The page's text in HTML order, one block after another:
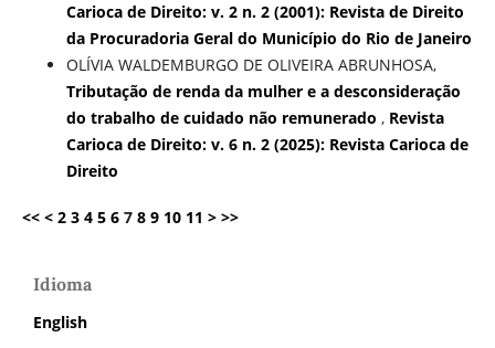
Carioca de Direito: v. 2 n. 2 (2001): Revista de Direito
da Procuradoria Geral do Município do Rio de Janeiro
OLÍVIA WALDEMBURGO DE OLIVEIRA ABRUNHOSA,
Tributação de renda da mulher e a desconsideração
do trabalho de cuidado não remunerado , Revista
Carioca de Direito: v. 6 n. 2 (2025): Revista Carioca de
Direito
<< < 2 3 4 5 6 7 8 9 10 11 > >>
Idioma
English